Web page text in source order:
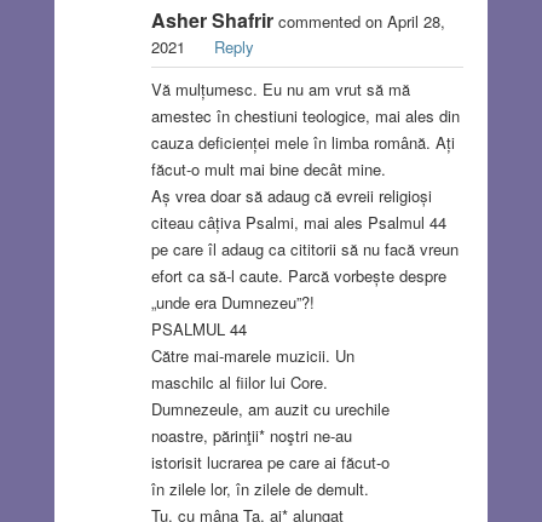
Asher Shafrircommented on April 28,
2021
Reply
Vă mulțumesc. Eu nu am vrut să mă
amestec în chestiuni teologice, mai ales din
cauza deficienței mele în limba română. Ați
făcut-o mult mai bine decât mine.
Aș vrea doar să adaug că evreii religioși
citeau câțiva Psalmi, mai ales Psalmul 44
pe care îl adaug ca cititorii să nu facă vreun
efort ca să-l caute. Parcă vorbește despre
„unde era Dumnezeu”?!
PSALMUL 44
Către mai-marele muzicii. Un
maschilc al fiilor lui Core.
Dumnezeule, am auzit cu urechile
noastre, părinţii* noştri ne-au
istorisit lucrarea pe care ai făcut-o
în zilele lor, în zilele de demult.
Tu, cu mâna Ta, ai* alungat